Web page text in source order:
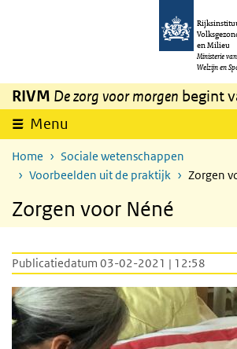
Overslaan en naar de inhoud gaan
en Milieu
Ministerie
Welzijn en
RIVM De zorg voor morgen begint
Menu
Home
Sociale wetenschappen
Voorbeelden uit de praktijk
Zorgen
Zorgen voor Néné
Publicatiedatum 03-02-2021 | 12:58